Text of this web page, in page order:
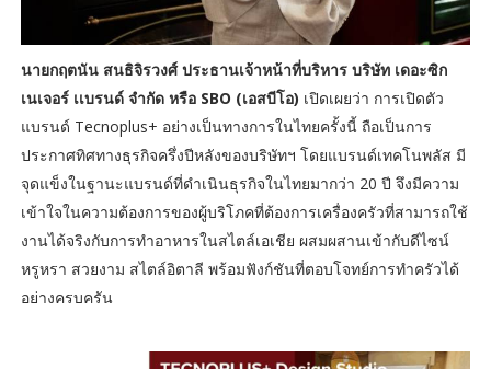
นายกฤตนัน สนธิจิรวงศ์ ประธานเจ้าหน้าที่บริหาร บริษัท เดอะซิก
เนเจอร์ เเบรนด์ จำกัด หรือ SBO (เอสบีโอ) เปิดเผยว่า การเปิดตัว
แบรนด์ Tecnoplus+ อย่างเป็นทางการในไทยครั้งนี้ ถือเป็นการ
ประกาศทิศทางธุรกิจครึ่งปีหลังของบริษัทฯ โดยแบรนด์เทคโนพลัส มี
จุดแข็งในฐานะแบรนด์ที่ดำเนินธุรกิจในไทยมากว่า 20 ปี จึงมีความ
เข้าใจในความต้องการของผู้บริโภคที่ต้องการเครื่องครัวที่สามารถใช้
งานได้จริงกับการทำอาหารในสไตล์เอเชีย ผสมผสานเข้ากับดีไซน์
หรูหรา สวยงาม สไตล์อิตาลี พร้อมฟังก์ชันที่ตอบโจทย์การทำครัวได้
อย่างครบครัน